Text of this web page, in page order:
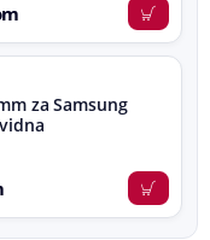
za Samsung